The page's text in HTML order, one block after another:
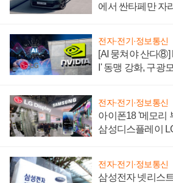
에서 싼타페만 자
전자·전기·정보통신
[AI 뭉쳐야 산다⑧]
I' 동맹 강화, 구광
전자·전기·정보통신
아이폰18 '메모리
삼성디스플레이
전자·전기·정보통신
삼성전자 넷리스